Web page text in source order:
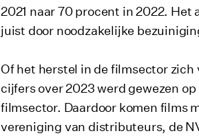
2021 naar 70 procent in 2022.
juist door noodzakelijke
Of het herstel in de filmsector
cijfers over 2023 werd gewezen
filmsector. Daardoor komen films
vereniging van distributeurs, de